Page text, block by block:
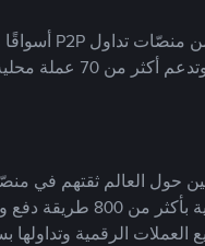
من 70 عملة محلية.
العملات الرقمية